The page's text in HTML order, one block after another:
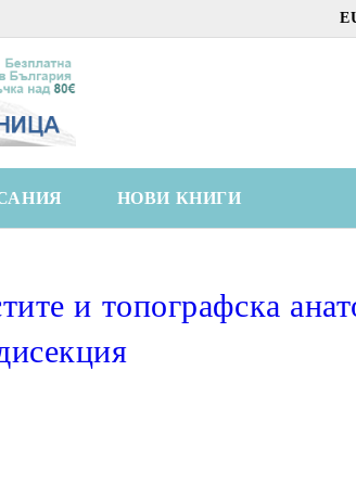
НОВИ КНИГИ
и топографска